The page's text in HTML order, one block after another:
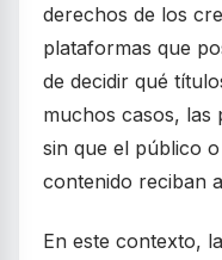
derechos de los
plataformas que
de decidir qué
muchos casos, las
sin que el público
contenido reciban
En este contexto,